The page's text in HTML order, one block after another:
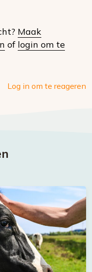
Maak
of login om te
Log in om te reageren